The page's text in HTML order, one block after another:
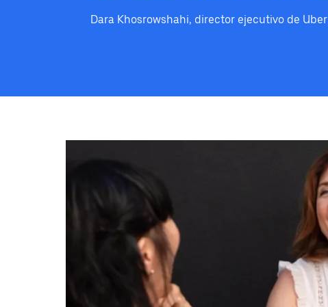
Dara Khosrowshahi, director ejecutivo de Uber